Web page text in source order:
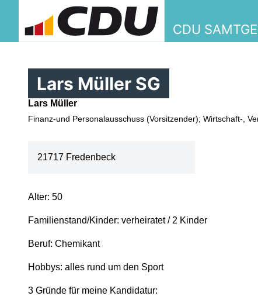
CDU
Lars Müller SG
Lars Müller
Finanz-und Personalausschuss (Vorsitzender); Wirtschaft-,
21717 Fredenbeck
Alter: 50
Familienstand/Kinder: verheiratet / 2 Kinder
Beruf: Chemikant
Hobbys: alles rund um den Sport
3 Gründe für meine Kandidatur: